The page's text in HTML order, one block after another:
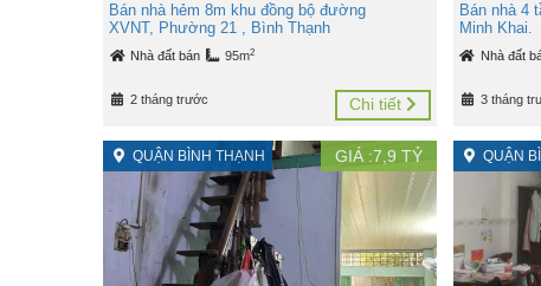
Bán nhà hẻm 8m khu đồng bộ đường
XVNT, Phường 21 , Bình Thạnh
Nhà đất bán 95m2
2 tháng trước Chi tiết
Bán nhà 4
Minh Khai.
Nhà đất
3 tháng
QUẬN BÌNH THẠNH GIÁ :7,9 TỶ QUẬN